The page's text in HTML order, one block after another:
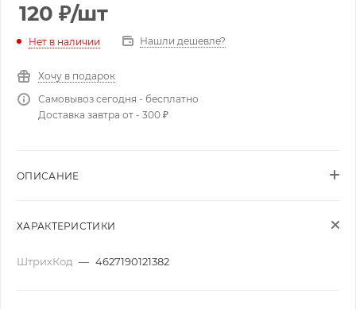
120 ₽/шт
Нет в наличии Нашли дешевле?
Хочу в подарок
Самовывоз сегодня - бесплатно
Доставка завтра от - 300 ₽
ОПИСАНИЕ
ХАРАКТЕРИСТИКИ
ШтрихКод — 4627190121382